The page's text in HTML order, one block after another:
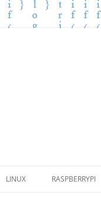
LINUX RASPBERRYPI